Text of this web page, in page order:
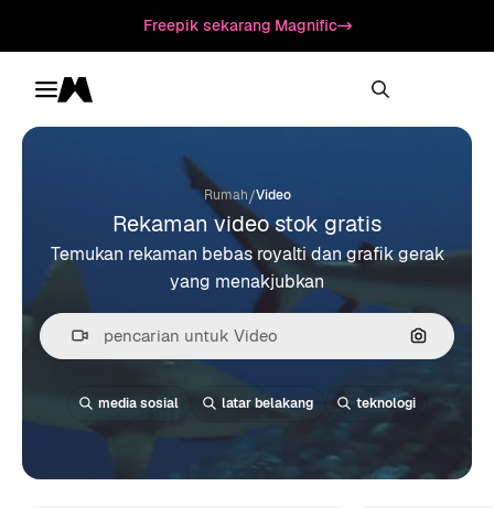
Freepik sekarang Magnific
Toggle menu
Magnific
Rumah/Video
Rekaman video stok gratis
Temukan rekaman bebas royalti dan grafik gerak
yang menakjubkan
media sosial latar belakang teknologi